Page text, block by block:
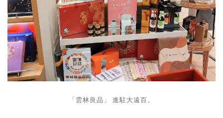
「雲林良品」 進駐大遠百。